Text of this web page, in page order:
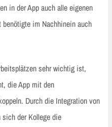
in der App auch alle eigenen
benötigte im Nachhinein auch
sehr wichtig ist,
die App mit den
Durch die Integration von
sich der Kollege die